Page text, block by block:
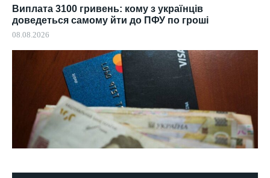
Виплата 3100 гривень: кому з українців
доведеться самому йти до ПФУ по гроші
08.08.2026